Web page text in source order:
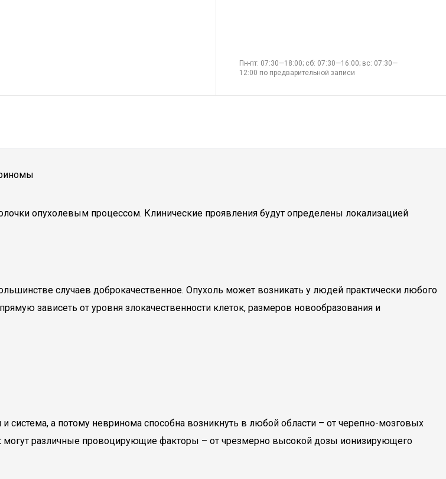
Пн-пт: 07:30—18:00; сб: 07:30—16:00; вс: 07:30—
12:00 по предварительной записи
опухолевым процессом. Клинические проявления будут определены локализацией
случаев доброкачественное. Опухоль может возникать у людей практически любого
зависеть от уровня злокачественности клеток, размеров новообразования и
а потому невринома способна возникнуть в любой области – от черепно-мозговых
различные провоцирующие факторы – от чрезмерно высокой дозы ионизирующего